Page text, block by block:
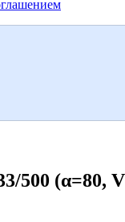
500 (α=80,